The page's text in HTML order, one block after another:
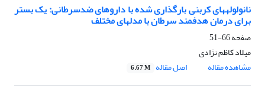
نانولوله‎های کربنی بارگذاری شده با دارو‎های ضدسرطانی: یک بستر
برای درمان هدفمند سرطان با مدل‎های مختلف
صفحه66-51
میلاد کاظم نژادی
مشاهده مقاله
اصل مقاله 6.67 M